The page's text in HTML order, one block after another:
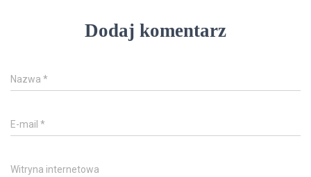
Dodaj komentarz
Nazwa *
E-mail *
Witryna internetowa